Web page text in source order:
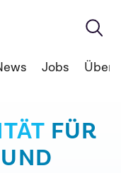
Jobs Über
FÜR